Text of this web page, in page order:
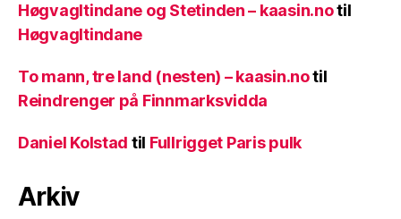
Høgvagltindane og Stetinden – kaasin.notil
Høgvagltindane
To mann, tre land (nesten) – kaasin.notil
Reindrenger på Finnmarksvidda
Daniel Kolstad til Fullrigget Paris pulk
Arkiv